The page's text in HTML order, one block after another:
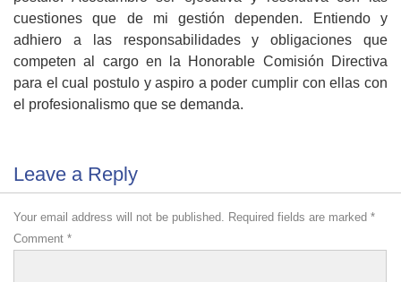
cuestiones que de mi gestión dependen. Entiendo y
adhiero a las responsabilidades y obligaciones que
competen al cargo en la Honorable Comisión Directiva
para el cual postulo y aspiro a poder cumplir con ellas con
el profesionalismo que se demanda.
Leave a Reply
Your email address will not be published. Required fields are marked *
Comment *